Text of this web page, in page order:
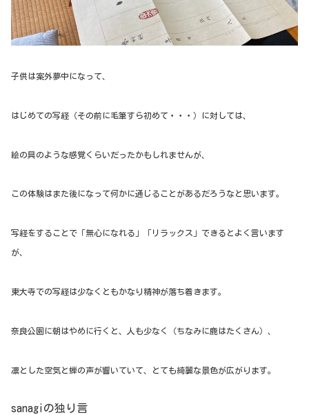
子供は案外夢中になって、
はじめての写経（その前に毛筆すら初めて・・・）に対しては、
絵の具のような感覚くらいだったかもしれませんが、
この体験はまた後になって何かに通じることがあるだろうなと思います。
写経をすることで「無心になれる」「リラックス」できるとよく言います
が、
東大寺での写経は少なくともかなり精神が落ち着きます。
奈良公園に朝はやめに行くと、人も少なく（ちなみに鹿はたくさん）、
凛とした空気と蝉の声が響いていて、とても綺麗な景色が広がります。
sanagiの独り言